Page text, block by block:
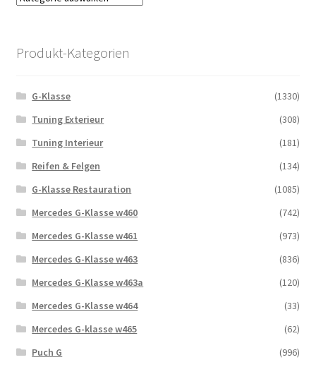
Produkt-Kategorien
G-Klasse
(1330)
Tuning Exterieur
(308)
Tuning Interieur
(181)
Reifen & Felgen
(134)
G-Klasse Restauration
(1085)
Mercedes G-Klasse w460
(742)
Mercedes G-Klasse w461
(973)
Mercedes G-Klasse w463
(836)
Mercedes G-Klasse w463a
(120)
Mercedes G-Klasse w464
(33)
Mercedes G-klasse w465
(62)
Puch G
(996)